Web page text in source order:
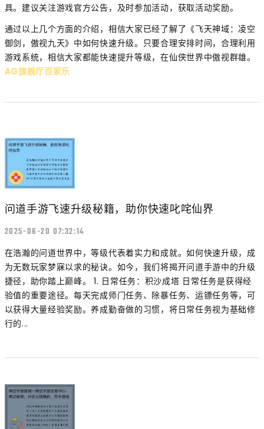
具。建议关注游戏官方公告，及时参加活动，获取活动奖励。
通过以上几个方面的介绍，相信大家已经了解了《飞天神域：凌空
御剑，傲视九天》中如何快速升级。只要合理安排时间，合理利用
游戏系统，相信大家都能快速提升等级，在仙侠世界中傲视群雄。
AG旗舰厅百家乐
问道手游飞速升级秘籍，助你快速叱咤仙界
2025-06-20 07:32:14
在浩瀚的问道世界中，等级代表着实力和成就。如何快速升级，成
为无数玩家梦寐以求的秘诀。如今，我们将揭开问道手游中的升级
捷径，助你踏上巅峰。 1. 日常任务：积沙成塔 日常任务是获得经
验值的重要途径。每天完成师门任务、除暴任务、运镖任务等，可
以获得大量经验奖励。养成勤奋做的习惯，将日常任务视为基础修
行的...